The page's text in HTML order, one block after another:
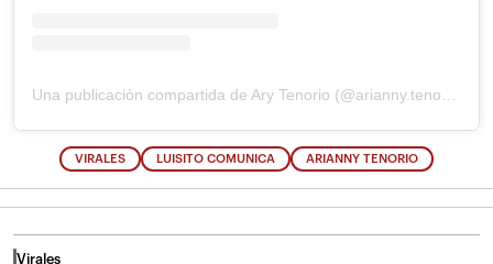
Una publicación compartida de Ary Tenorio (@arianny.tenorio)
VIRALES LUISITO COMUNICA ARIANNY TENORIO
Virales